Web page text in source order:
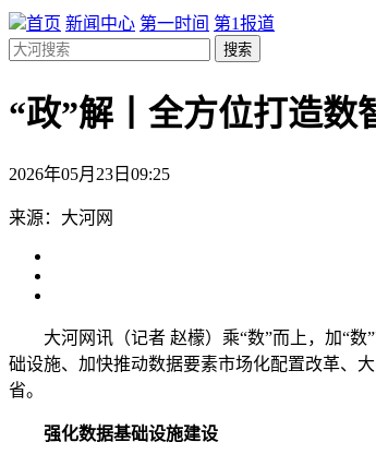
首页 新闻中心 第一时间 第1报道
搜索
“政”解丨全方位打造数
2026年05月23日09:25
来源：大河网
大河网讯（记者 赵檬）乘“数”而上，加“
础设施、加快推动数据要素市场化配置改革、
省。
强化数据基础设施建设